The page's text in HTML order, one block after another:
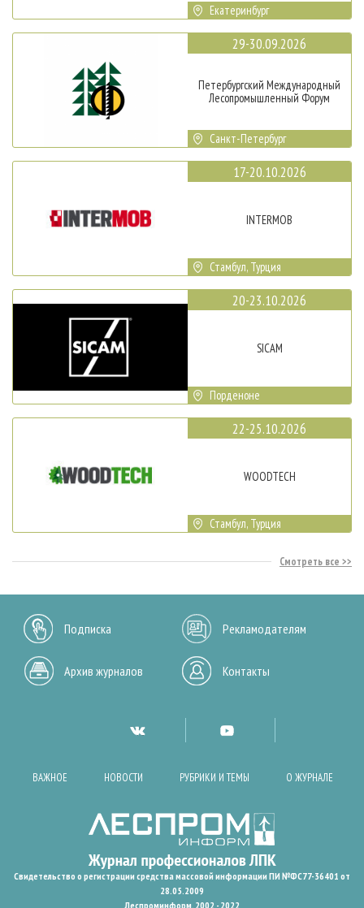
Екатеринбург
29-30.09.2026
Петербургский Международный
Лесопромышленный Форум
Санкт-Петербург
17-20.10.2026
INTERMOB
Стамбул, Турция
20-23.10.2026
SICAM
Порденоне
22-25.10.2026
WOODTECH
Стамбул, Турция
Смотреть все
Подписка Рекламодателям
Архив журналов Контакты
ВАЖНОЕ НОВОСТИ РУБРИКИ И ТЕМЫ О ЖУРНАЛЕ
Свидетельство о регистрации средства массовой информации ПИ №ФС77-36401 от
28.05.2009
Леспроминформ. 2002 - 2022